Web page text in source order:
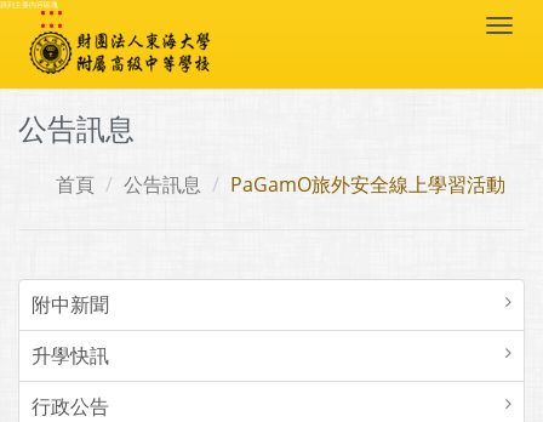
跳到主要內容區塊
:::
公告訊息
首頁 公告訊息 PaGamO旅外安全線上學習活動
附中新聞
升學快訊
行政公告